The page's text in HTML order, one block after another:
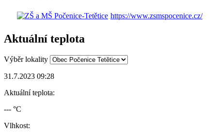
https://www.zsmspocenice.cz/
Aktuální teplota
Výběr lokality
31.7.2023 09:28
Aktuální teplota:
--- °C
Vlhkost: